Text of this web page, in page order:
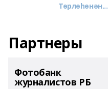
Төрлөһөнән...
Партнеры
Фотобанк
журналистов РБ